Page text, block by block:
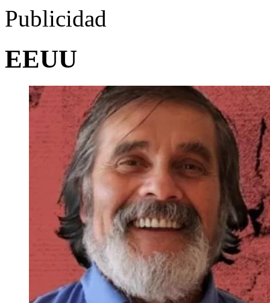
Publicidad
EEUU